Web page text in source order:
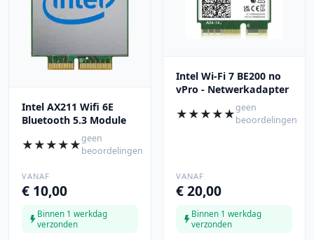
Intel AX211 Wifi 6E
Bluetooth 5.3 Module
★★★★★geen
beoordelingen
VANAF
€ 10,00
Binnen 1 werkdag
verzonden
Intel Wi-Fi 7 BE200 no
vPro - Netwerkadapter
★★★★★geen
beoordelingen
VANAF
€ 20,00
Binnen 1 werkdag
verzonden